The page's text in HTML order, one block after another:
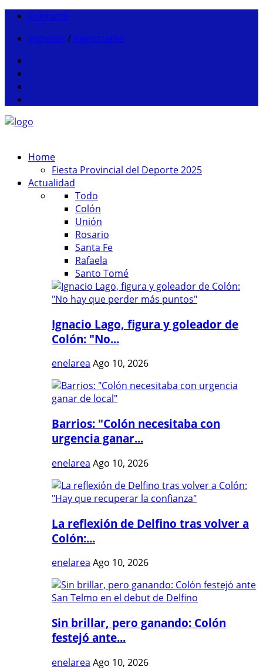
Contacto
Ingresar / Registrarse
Home
Fiesta Provincial del Deporte 2025
Actualidad
Todo
Colón
Unión
Rosario
Santa Fe
Rafaela
Santo Tomé
Ignacio Lago, figura y goleador de
Colón: "No...
enelarea Ago 10, 2026
Barrios: "Colón necesitaba con
urgencia ganar...
enelarea Ago 10, 2026
La reflexión de Delfino tras volver a
Colón:...
enelarea Ago 10, 2026
Sin brillar, pero ganando: Colón
festejó ante...
enelarea Ago 10, 2026